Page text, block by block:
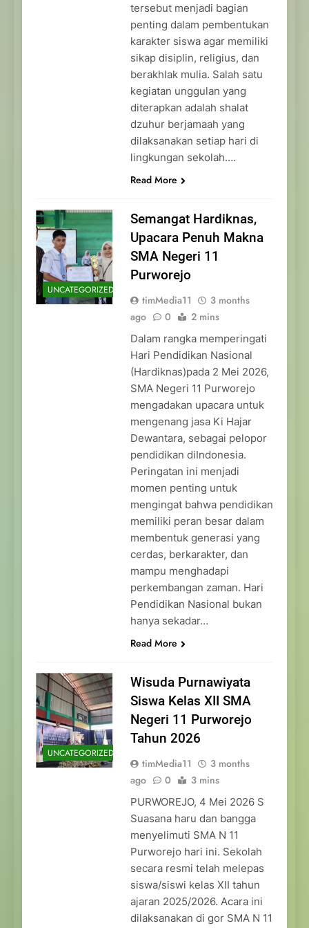
tersebut menjadi bagian
penting dalam pembentukan
karakter siswa agar memiliki
sikap disiplin, religius, dan
berakhlak mulia. Salah satu
kegiatan unggulan yang
diterapkan adalah shalat
dzuhur berjamaah yang
dilaksanakan setiap hari di
lingkungan sekolah….
Read More
UNCATEGORIZED
Semangat Hardiknas,
Upacara Penuh Makna
SMA Negeri 11
Purworejo
timMedia11
3 months
ago
0 2 mins
Dalam rangka memperingati
Hari Pendidikan Nasional
(Hardiknas)pada 2 Mei 2026,
SMA Negeri 11 Purworejo
mengadakan upacara untuk
mengenang jasa Ki Hajar
Dewantara, sebagai pelopor
pendidikan diIndonesia.
Peringatan ini menjadi
momen penting untuk
mengingat bahwa pendidikan
memiliki peran besar dalam
membentuk generasi yang
cerdas, berkarakter, dan
mampu menghadapi
perkembangan zaman. Hari
Pendidikan Nasional bukan
hanya sekadar…
Read More
UNCATEGORIZED
Wisuda Purnawiyata
Siswa Kelas XII SMA
Negeri 11 Purworejo
Tahun 2026
timMedia11
3 months
ago
0 3 mins
PURWOREJO, 4 Mei 2026 S
Suasana haru dan bangga
menyelimuti SMA N 11
Purworejo hari ini. Sekolah
secara resmi telah melepas
siswa/siswi kelas XII tahun
ajaran 2025/2026. Acara ini
dilaksanakan di gor SMA N 11